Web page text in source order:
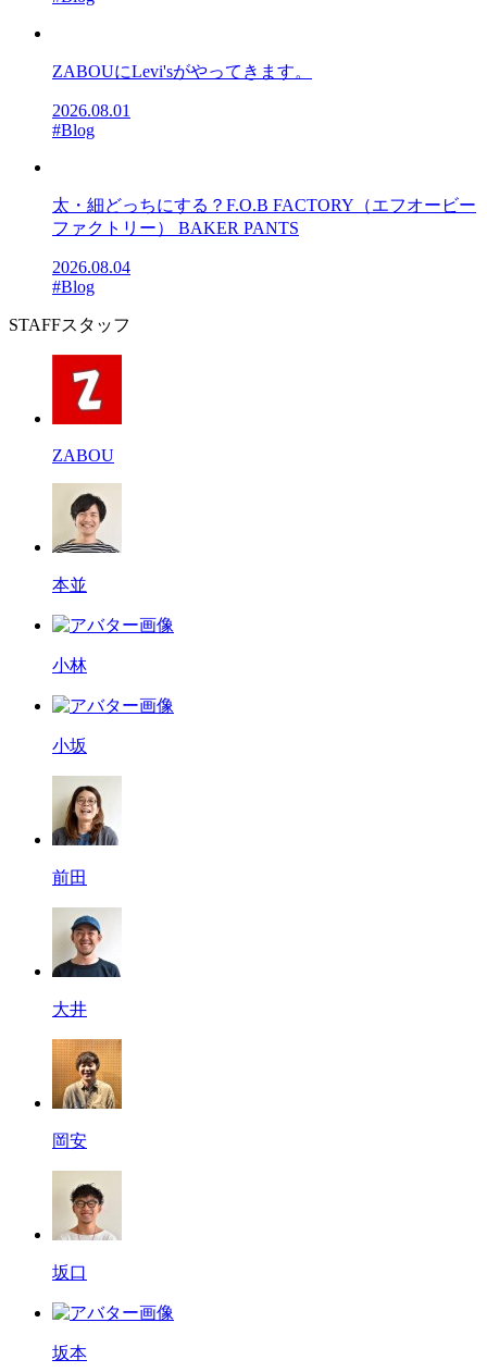
ZABOUにLevi'sがやってきます。
2026.08.01
#Blog
太・細どっちにする？F.O.B FACTORY（エフオービー
ファクトリー） BAKER PANTS
2026.08.04
#Blog
STAFFスタッフ
ZABOU
本並
小林
小坂
前田
大井
岡安
坂口
坂本